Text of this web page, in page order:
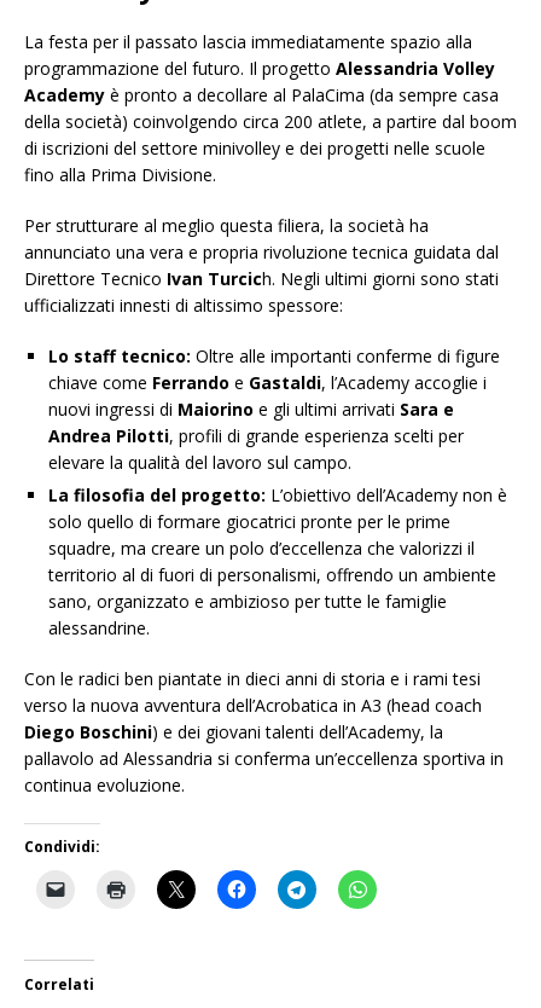
La festa per il passato lascia immediatamente spazio alla
programmazione del futuro. Il progetto Alessandria Volley
Academy è pronto a decollare al PalaCima (da sempre casa
della società) coinvolgendo circa 200 atlete, a partire dal boom
di iscrizioni del settore minivolley e dei progetti nelle scuole
fino alla Prima Divisione.
Per strutturare al meglio questa filiera, la società ha
annunciato una vera e propria rivoluzione tecnica guidata dal
Direttore Tecnico Ivan Turcich. Negli ultimi giorni sono stati
ufficializzati innesti di altissimo spessore:
Lo staff tecnico: Oltre alle importanti conferme di figure
chiave come Ferrando e Gastaldi, l’Academy accoglie i
nuovi ingressi di Maiorino e gli ultimi arrivati Sara e
Andrea Pilotti, profili di grande esperienza scelti per
elevare la qualità del lavoro sul campo.
La filosofia del progetto: L’obiettivo dell’Academy non è
solo quello di formare giocatrici pronte per le prime
squadre, ma creare un polo d’eccellenza che valorizzi il
territorio al di fuori di personalismi, offrendo un ambiente
sano, organizzato e ambizioso per tutte le famiglie
alessandrine.
Con le radici ben piantate in dieci anni di storia e i rami tesi
verso la nuova avventura dell’Acrobatica in A3 (head coach
Diego Boschini) e dei giovani talenti dell’Academy, la
pallavolo ad Alessandria si conferma un’eccellenza sportiva in
continua evoluzione.
Condividi:
Correlati